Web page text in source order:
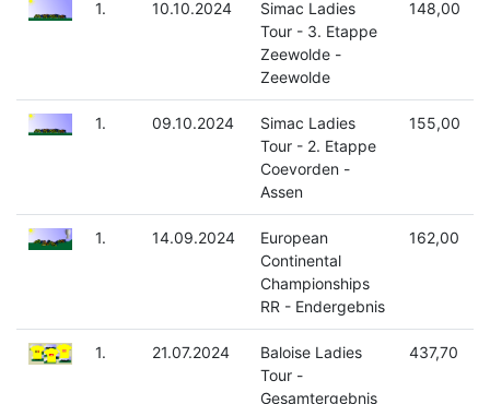
1. 10.10.2024
Simac Ladies
Tour - 3. Etappe
Zeewolde -
Zeewolde
148,00
1. 09.10.2024
Simac Ladies
Tour - 2. Etappe
Coevorden -
Assen
155,00
1. 14.09.2024
European
Continental
Championships
RR - Endergebnis
162,00
1. 21.07.2024
Baloise Ladies
Tour -
Gesamtergebnis
437,70